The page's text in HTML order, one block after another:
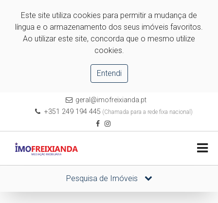
Este site utiliza cookies para permitir a mudança de
língua e o armazenamento dos seus imóveis favoritos.
Ao utilizar este site, concorda que o mesmo utilize
cookies.
Entendi
geral@imofreixianda.pt
+351 249 194 445 (Chamada para a rede fixa nacional)
Pesquisa de Imóveis